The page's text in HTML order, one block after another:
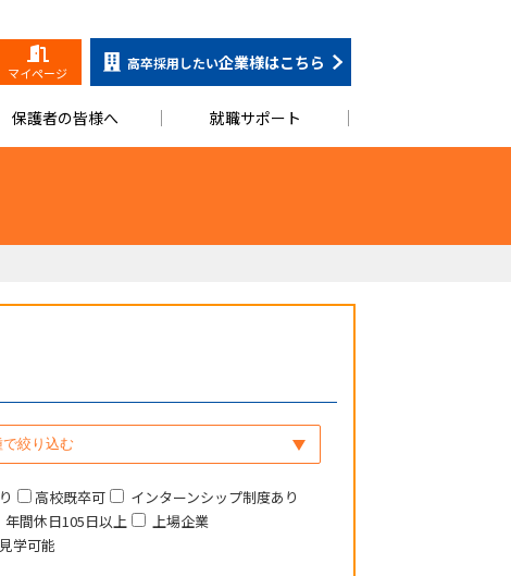
マイページ
高卒採用したい企業様はこちら
保護者の皆様へ 就職サポート
高校既卒可
インターンシップ制度あり
年間休日105日以上
上場企業
学可能